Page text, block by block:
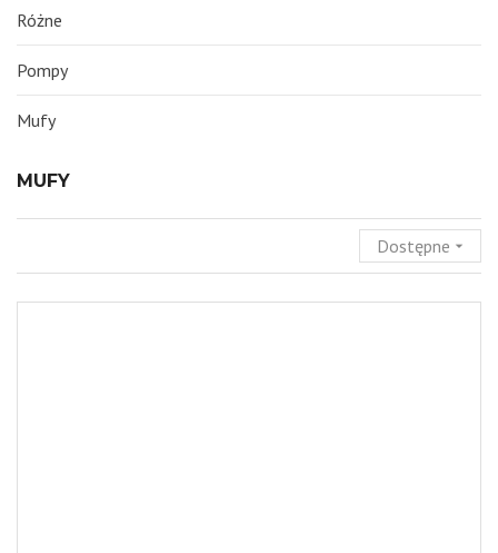
Różne
Pompy
Mufy
MUFY
Dostępne arrow_drop_down